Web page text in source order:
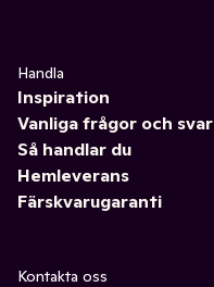
Handla
Inspiration
Vanliga frågor och svar
Så handlar du
Hemleverans
Färskvarugaranti
Kontakta oss